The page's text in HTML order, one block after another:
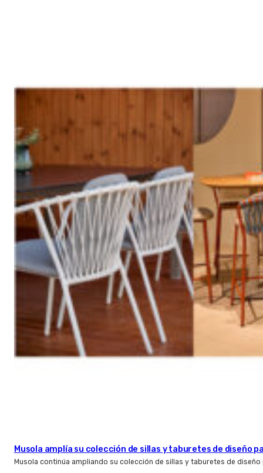
Musola amplía su colección de sillas y taburetes de diseño
Musola continúa ampliando su colección de sillas y taburetes de